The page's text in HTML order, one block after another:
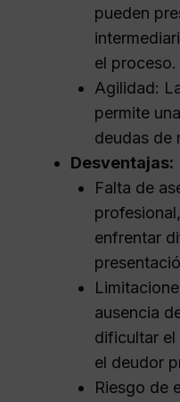
pueden
el proceso.
Agilidad:
permite
deudas de
Desventajas:
Falta de
enfrentar
ausencia
dificultar el
el deudor
Riesgo de